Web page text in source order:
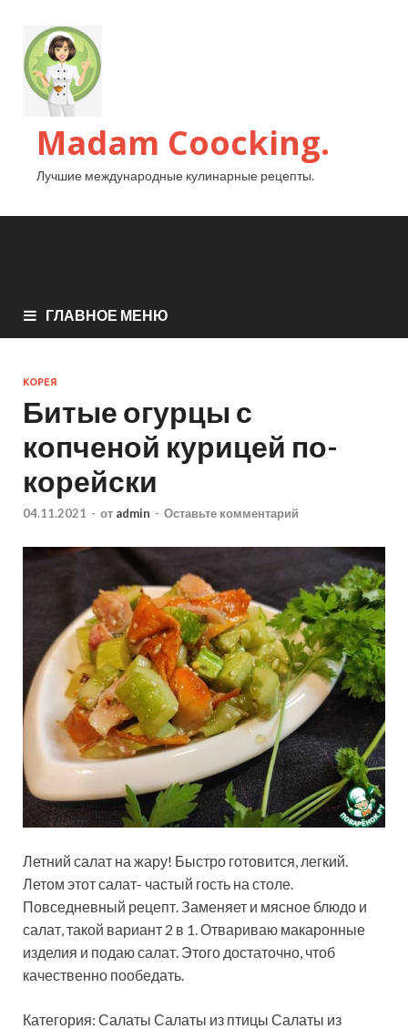
Madam Coocking.
Лучшие международные кулинарные рецепты.
ГЛАВНОЕ МЕНЮ
КОРЕЯ
Битые огурцы с
копченой курицей по-
корейски
04.11.2021 - от admin - Оставьте комментарий
Летний салат на жару! Быстро готовится, легкий.
Летом этот салат- частый гость на столе.
Повседневный рецепт. Заменяет и мясное блюдо и
салат, такой вариант 2 в 1. Отвариваю макаронные
изделия и подаю салат. Этого достаточно, чтоб
качественно пообедать.
Категория: Салаты Салаты из птицы Салаты из